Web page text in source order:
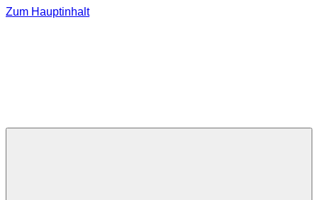
Zum Hauptinhalt